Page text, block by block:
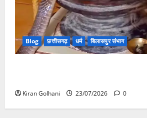
Blog छत्तीसगढ़ धर्म बिलासपुर संभाग
Kiran Golhani 23/07/2026 0